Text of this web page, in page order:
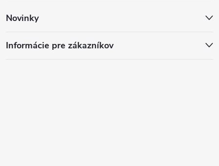
Novinky
Informácie pre zákazníkov